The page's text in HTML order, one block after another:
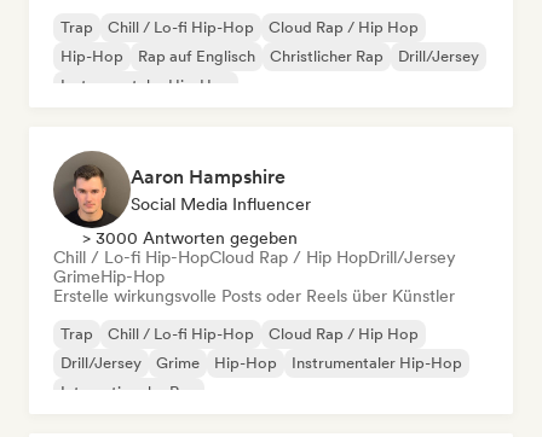
Trap Chill / Lo-fi Hip-Hop
Cloud Rap / Hip Hop
Hip-Hop
Rap auf Englisch Christlicher Rap
Drill/Jersey
Instrumentaler Hip-Hop
Aaron Hampshire
Social Media Influencer
> 3000 Antworten gegeben
Chill / Lo-fi Hip-HopCloud Rap / Hip HopDrill/Jersey
GrimeHip-Hop
Erstelle wirkungsvolle Posts oder Reels über Künstler
Trap Chill / Lo-fi Hip-Hop
Cloud Rap / Hip Hop
Drill/Jersey
Grime Hip-Hop
Instrumentaler Hip-Hop
Internationaler Rap